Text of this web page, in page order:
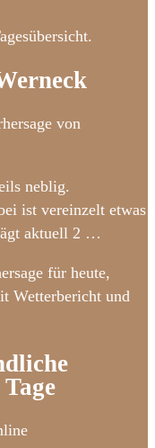
von
neblig.
ist vereinzelt etwas
aktuell 2 …
für heute,
Wetterbericht und